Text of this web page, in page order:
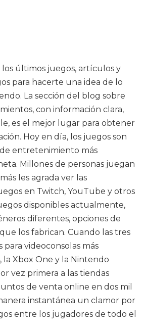
los últimos juegos, artículos y
para hacerte una idea de lo
La sección del blog sobre
con información clara,
es el mejor lugar para obtener
Hoy en día, los juegos son
entretenimiento más
Millones de personas juegan
les agrada ver las
en Twitch, YouTube y otros
disponibles actualmente,
diferentes, opciones de
los fabrican. Cuando las tres
para videoconsolas más
la Xbox One y la Nintendo
vez primera a las tiendas
de venta online en dos mil
instantánea un clamor por
entre los jugadores de todo el